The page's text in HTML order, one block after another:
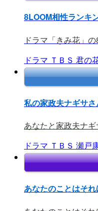
8LOOM相性ランキ
ドラマ「きみ花」
ドラマ ＴＢＳ 君の
私の家政夫ナギサ
あなたと家政夫ナ
ドラマ ＴＢＳ 瀬戸
あなたのことはそ